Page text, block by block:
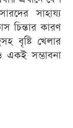
সাহায্য
চিন্তার কারণ
বৃষ্টি খেলার
একই সম্ভাবনা